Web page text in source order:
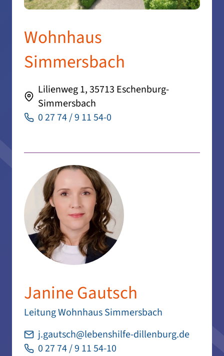
Wohnhaus
Simmersbach
Lilienweg 1, 35713 Eschenburg-
Simmersbach
0 27 74 / 9 11 54-0
Janine Gautsch
Leitung Wohnhaus Simmersbach
j.gautsch@lebenshilfe-dillenburg.de
0 27 74 / 9 11 54-10